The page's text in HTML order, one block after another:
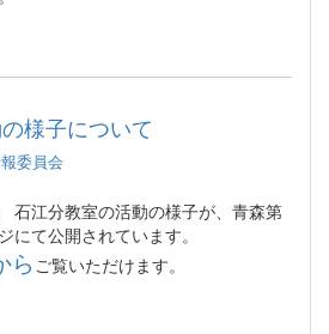
様子について
委員会
江分教室の活動の様子が、青森第
にて公開されています。
ら ご覧いただけます。